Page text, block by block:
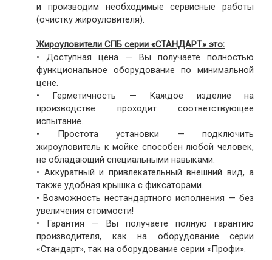
и производим необходимые сервисные работы
(очистку жироуловителя).
Жироуловители СПБ серии «СТАНДАРТ» это:
• Доступная цена — Вы получаете полностью
функциональное оборудование по минимальной
цене.
• Герметичность — Каждое изделие на
производстве проходит соответствующее
испытание.
• Простота установки — подключить
жироуловитель к мойке способен любой человек,
не обладающий специальными навыками.
• Аккуратный и привлекательный внешний вид, а
также удобная крышка с фиксаторами.
• Возможность нестандартного исполнения — без
увеличения стоимости!
• Гарантия — Вы получаете полную гарантию
производителя, как на оборудование серии
«Стандарт», так на оборудование серии «Профи».